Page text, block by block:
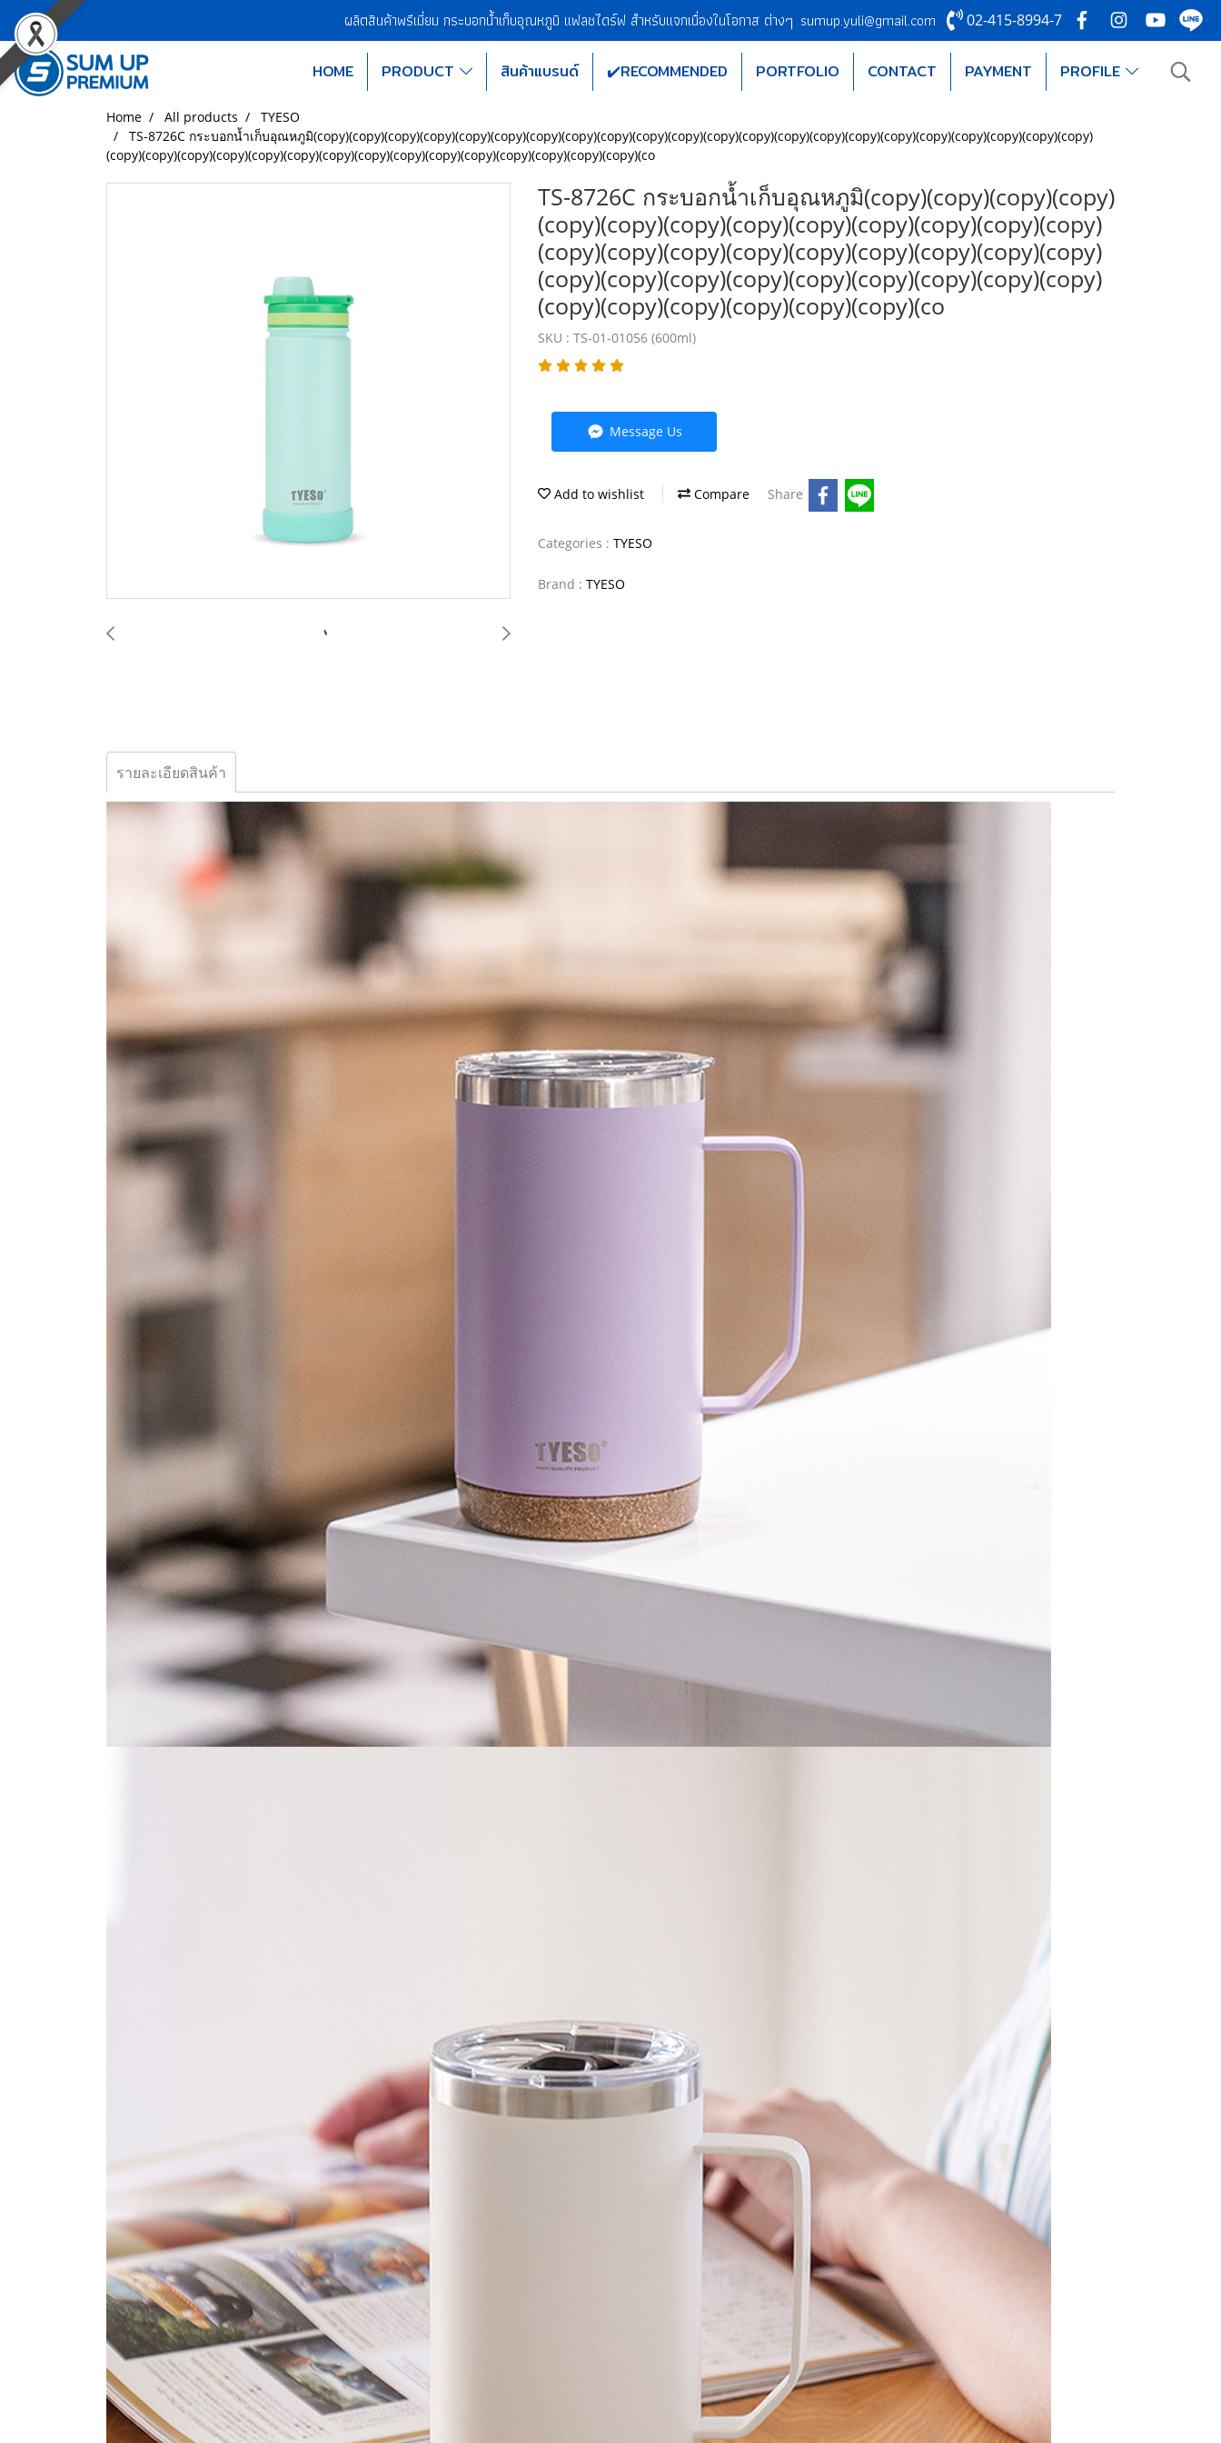
ผลิตสินค้าพรีเมี่ยม กระบอกน้ำเก็บอุณหภูมิ แฟลชไดร์ฟ สำหรับแจกเนื่องในโอกาส ต่างๆ sumup.yuli@gmail.com 02-415-8994-7
HOME PRODUCT สินค้าแบรนด์ ✔️RECOMMENDED PORTFOLIO CONTACT PAYMENT PROFILE
Home All products
TYESO
TS-8726C กระบอกน้ำเก็บอุณหภูมิ(copy)(copy)(copy)(copy)(copy)(copy)(copy)(copy)(copy)(copy)(copy)(copy)(copy)(copy)(copy)(copy)(copy)(copy)(copy)(copy)(copy)(copy)
(copy)(copy)(copy)(copy)(copy)(copy)(copy)(copy)(copy)(copy)(copy)(copy)(copy)(copy)(copy)(co
TS-8726C กระบอกน้ำเก็บอุณหภูมิ(copy)(copy)(copy)(copy)
(copy)(copy)(copy)(copy)(copy)(copy)(copy)(copy)(copy)
(copy)(copy)(copy)(copy)(copy)(copy)(copy)(copy)(copy)
(copy)(copy)(copy)(copy)(copy)(copy)(copy)(copy)(copy)
(copy)(copy)(copy)(copy)(copy)(copy)(co
SKU : TS-01-01056 (600ml)
Message Us
Add to wishlist Compare Share
Categories : TYESO
Brand : TYESO
รายละเอียดสินค้า